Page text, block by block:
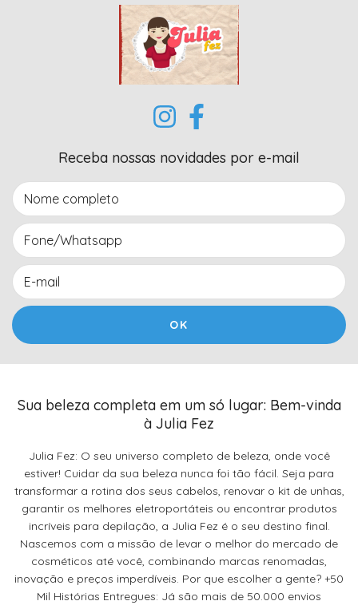
Receba nossas novidades por e-mail
Sua beleza completa em um só lugar: Bem-vinda
à Julia Fez
Julia Fez: O seu universo completo de beleza, onde você
estiver! Cuidar da sua beleza nunca foi tão fácil. Seja para
transformar a rotina dos seus cabelos, renovar o kit de unhas,
garantir os melhores eletroportáteis ou encontrar produtos
incríveis para depilação, a Julia Fez é o seu destino final.
Nascemos com a missão de levar o melhor do mercado de
cosméticos até você, combinando marcas renomadas,
inovação e preços imperdíveis. Por que escolher a gente? +50
Mil Histórias Entregues: Já são mais de 50.000 envios